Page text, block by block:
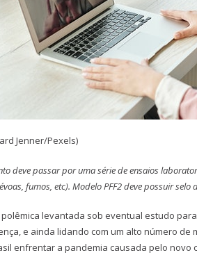
Jenner/Pexels)
deve passar por uma série de ensaios
fumos, etc). Modelo PFF2 deve possuir
levantada sob eventual estudo
e ainda lidando com um alto número
enfrentar a pandemia causada pelo novo